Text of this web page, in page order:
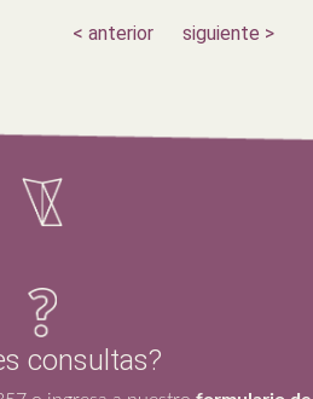
< anterior siguiente >
consultas?